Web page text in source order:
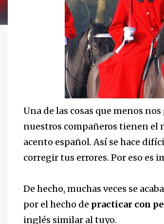
Una de las cosas que menos
nuestros compañeros tienen el
acento español. Así se hace
corregir tus errores. Por eso es
De hecho, muchas veces se
por el hecho de practicar con
inglés similar al tuyo.